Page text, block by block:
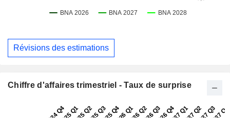
Révisions des estimations
Chiffre d'affaires trimestriel - Taux de surprise